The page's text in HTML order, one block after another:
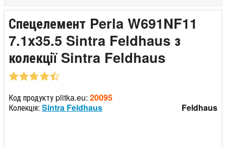
Спецелемент Perla W691NF11
7.1x35.5 Sintra Feldhaus з
колекції Sintra Feldhaus
Код продукту plitka.eu: 20095
Колекція: Sintra Feldhaus Feldhaus